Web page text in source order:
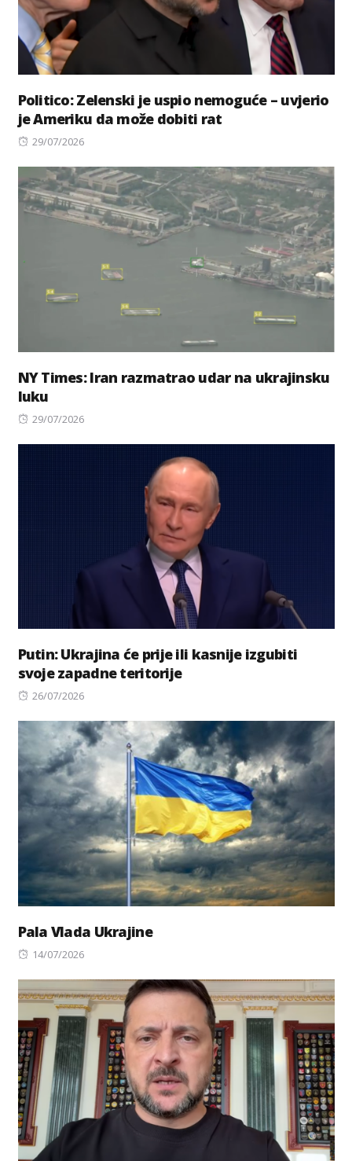
Politico: Zelenski je uspio nemoguće – uvjerio
je Ameriku da može dobiti rat
Posted
29/07/2026
NY Times: Iran razmatrao udar na ukrajinsku
luku
Posted
29/07/2026
Putin: Ukrajina će prije ili kasnije izgubiti
svoje zapadne teritorije
Posted
26/07/2026
Pala Vlada Ukrajine
Posted
14/07/2026